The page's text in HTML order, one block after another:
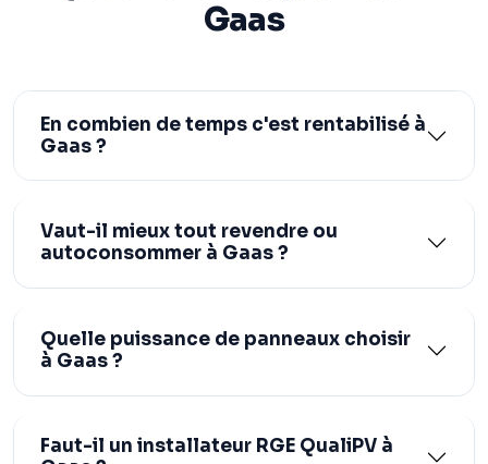
Gaas
En combien de temps c'est rentabilisé à
Gaas ?
Vaut-il mieux tout revendre ou
autoconsommer à Gaas ?
Quelle puissance de panneaux choisir
à Gaas ?
Faut-il un installateur RGE QualiPV à